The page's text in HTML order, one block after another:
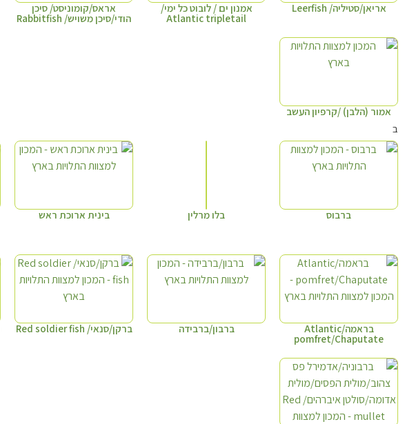
אריאן/סטיליה/ Leerfish אמנון ים / לובוט כל ימי/
Atlantic tripletail
אראס/קומוניסט/ סיכן
הודי/סיכן משויש/ Rabbitfish
אמור (הלבן) /קרפיון העשב
ב
ברבוס בלו מרלין בינית ארוכת ראש
בראמה/Atlantic
pomfret/Chaputate
ברבון/ברבידה ברקן/סנאי/ Red soldier fish